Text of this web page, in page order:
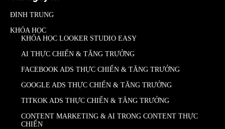
ĐÌNH TRUNG
KHÓA HỌC
KHÓA HỌC LOOKER STUDIO EASY
AI THỰC CHIẾN & TĂNG TRƯỞNG
FACEBOOK ADS THỰC CHIẾN & TĂNG TRƯỞNG
GOOGLE ADS THỰC CHIẾN & TĂNG TRƯỞNG
TITKOK ADS THỰC CHIẾN & TĂNG TRƯỞNG
CONTENT MARKETING & AI TRONG CONTENT THỰC
CHIẾN